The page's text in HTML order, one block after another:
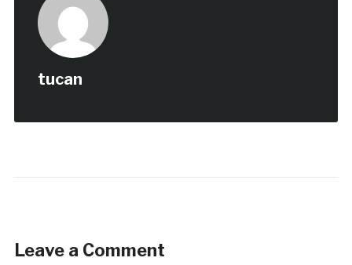
tucan
Leave a Comment